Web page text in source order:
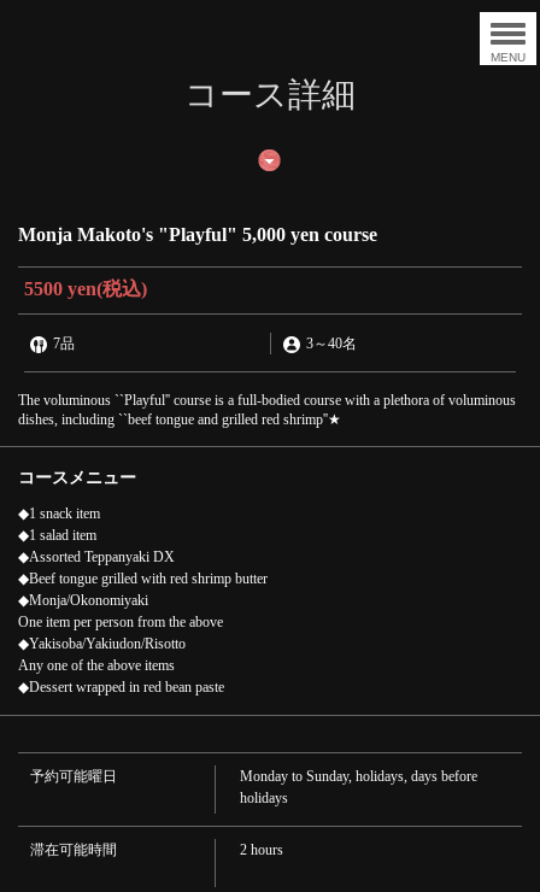
MENU
コース詳細
Monja Makoto's "Playful" 5,000 yen course
5500 yen(税込)
7品 3～40名
The voluminous ``Playful'' course is a full-bodied course with a plethora of voluminous
dishes, including ``beef tongue and grilled red shrimp''★
コースメニュー
◆1 snack item
◆1 salad item
◆Assorted Teppanyaki DX
◆Beef tongue grilled with red shrimp butter
◆Monja/Okonomiyaki
One item per person from the above
◆Yakisoba/Yakiudon/Risotto
Any one of the above items
◆Dessert wrapped in red bean paste
予約可能曜日
Monday to Sunday, holidays, days before
holidays
滞在可能時間 2 hours